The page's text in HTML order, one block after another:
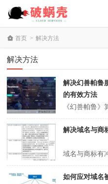
首页 > 解决方法
解决方法
解决幻兽帕鲁
的有效方法
解决域名与商
如何应对域名